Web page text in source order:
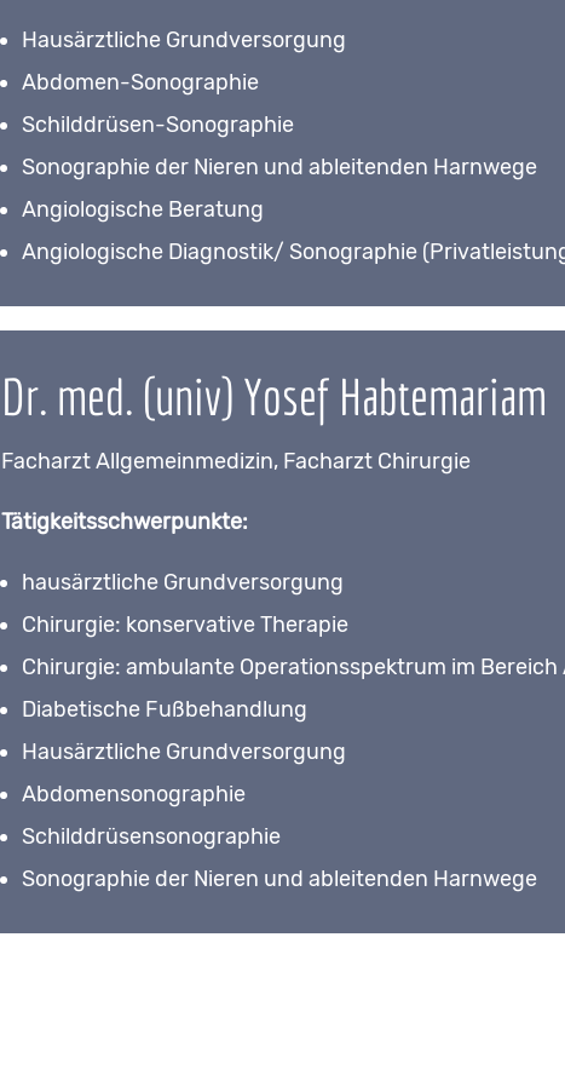
Hausärztliche Grundversorgung
Abdomen-Sonographie
Schilddrüsen-Sonographie
Sonographie der Nieren und ableitenden Harnwege
Angiologische Beratung
Angiologische Diagnostik/ Sonographie
Dr. med. (univ) Yosef Habtemariam
Facharzt Allgemeinmedizin, Facharzt Chirurgie
Tätigkeitsschwerpunkte:
hausärztliche Grundversorgung
Chirurgie: konservative Therapie
Chirurgie: ambulante Operationsspektrum im
Diabetische Fußbehandlung
Hausärztliche Grundversorgung
Abdomensonographie
Schilddrüsensonographie
Sonographie der Nieren und ableitenden Harnwege